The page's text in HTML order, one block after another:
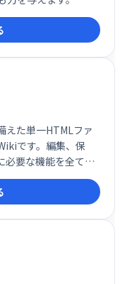
理し、人々が利用で
れは、強力で、多
可能で、カスタマイ
す。
えた単一HTMLファ
です。編集、保
必要な機能を全て備
ズも可能です。単一
サーバーへの配
軟な利用が可能で
プラグインも魅力で